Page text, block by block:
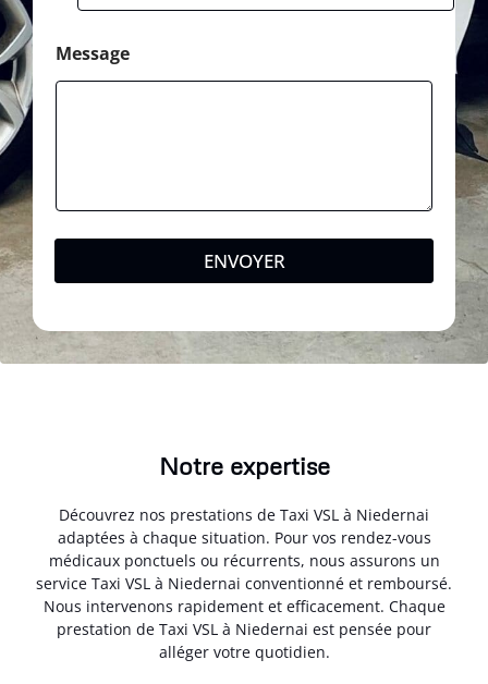
Message
ENVOYER
Notre expertise
Découvrez nos prestations de Taxi VSL à Niedernai
adaptées à chaque situation. Pour vos rendez-vous
médicaux ponctuels ou récurrents, nous assurons un
service Taxi VSL à Niedernai conventionné et remboursé.
Nous intervenons rapidement et efficacement. Chaque
prestation de Taxi VSL à Niedernai est pensée pour
alléger votre quotidien.